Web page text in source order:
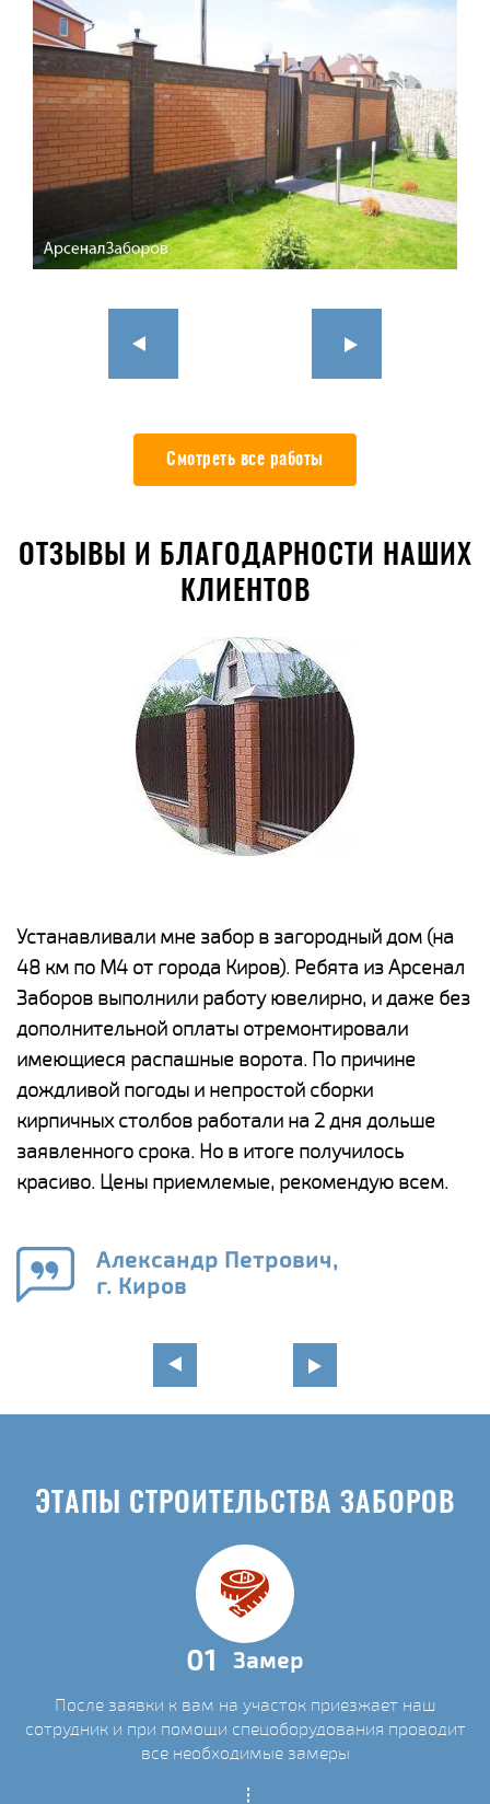
Смотреть все работы
ОТЗЫВЫ И БЛАГОДАРНОСТИ НАШИХ
КЛИЕНТОВ
Устанавливали мне забор в загородный дом (на
48 км по М4 от города Киров). Ребята из Арсенал
Заборов выполнили работу ювелирно, и даже без
дополнительной оплаты отремонтировали
имеющиеся распашные ворота. По причине
дождливой погоды и непростой сборки
кирпичных столбов работали на 2 дня дольше
заявленного срока. Но в итоге получилось
красиво. Цены приемлемые, рекомендую всем.
Александр Петрович,
г. Киров
ЭТАПЫ СТРОИТЕЛЬСТВА ЗАБОРОВ
01 Замер
После заявки к вам на участок приезжает наш
сотрудник и при помощи спецоборудования проводит
все необходимые замеры